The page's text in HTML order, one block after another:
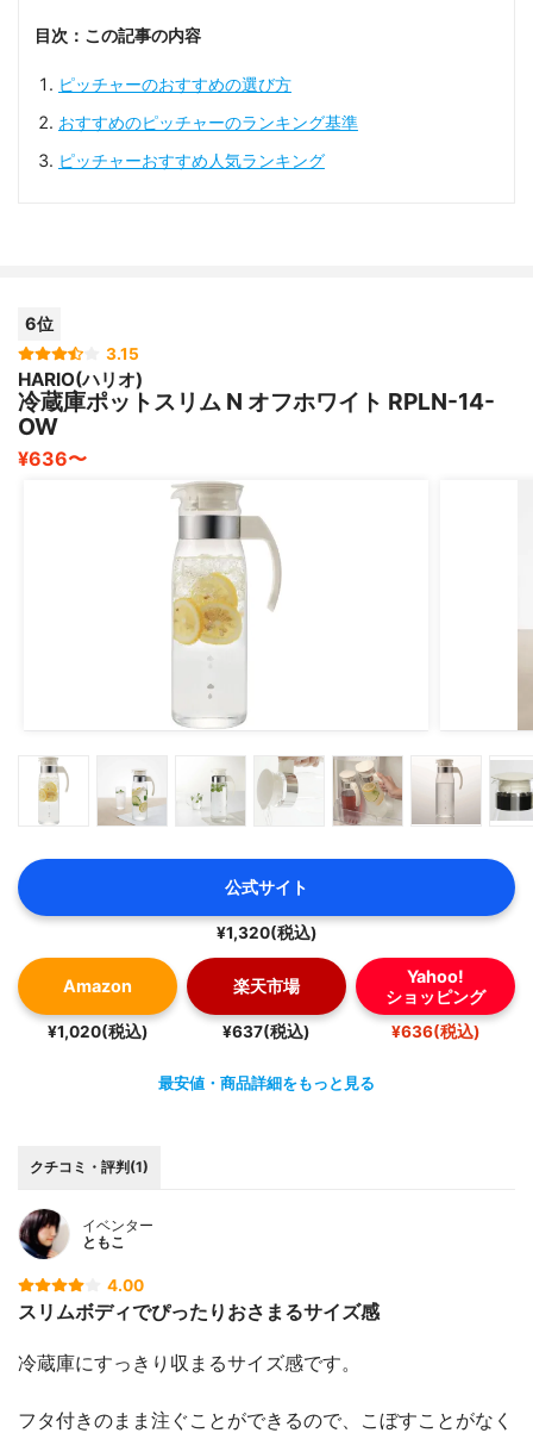
目次：この記事の内容
ピッチャーのおすすめの選び方
おすすめのピッチャーのランキング基準
ピッチャーおすすめ人気ランキング
6位
3.15
HARIO(ハリオ)
冷蔵庫ポットスリム N オフホワイト RPLN-14-
OW
¥636〜
公式サイト
¥1,320(税込)
Amazon
¥1,020(税込)
楽天市場
¥637(税込)
Yahoo!
ショッピング
¥636(税込)
最安値・商品詳細をもっと見る
クチコミ・評判(1)
イベンター
ともこ
4.00
スリムボディでぴったりおさまるサイズ感
冷蔵庫にすっきり収まるサイズ感です。
フタ付きのまま注ぐことができるので、こぼすことがなく